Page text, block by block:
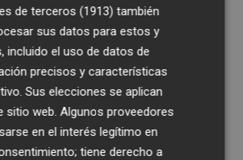
la creación de la
Cardenal Herrera, que
titulaciones que se
ese momento, en régimen
a las universidades
ley fue aprobaba por Les
de terceros (1913) también
sus datos para estos y
incluido el uso de datos de
precisos y características
Sus elecciones se aplican
sitio web. Algunos proveedores
en el interés legítimo en
tiene derecho a